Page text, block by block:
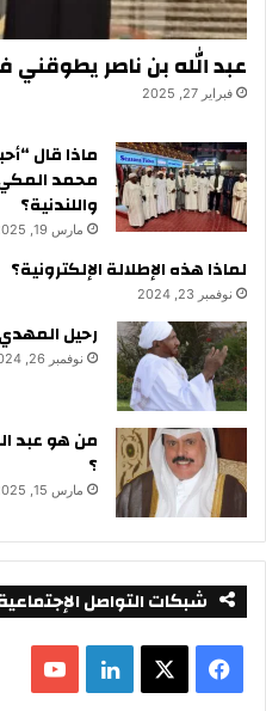
عبد الله بن ناصر
فبراير 27, 2025
ماذا قال
محمد المكي
واللندنية؟
مارس 19, 2025
لماذا هذه الإطلالة الإلكترونية؟
نوفمبر 23, 2024
رحيل
نوفمبر 26, 2024
من هو عبد
؟
مارس 15, 2025
شبكات التواصل